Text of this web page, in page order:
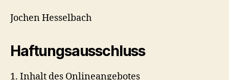
Jochen Hesselbach
Haftungsausschluss
1. Inhalt des Onlineangebotes